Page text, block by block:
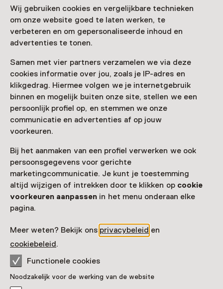
Wij gebruiken cookies en vergelijkbare technieken
om onze website goed te laten werken, te
verbeteren en om gepersonaliseerde inhoud en
advertenties te tonen.
Samen met vier partners verzamelen we via deze
cookies informatie over jou, zoals je IP-adres en
klikgedrag. Hiermee volgen we je internetgebruik
binnen en mogelijk buiten onze site, stellen we een
persoonlijk profiel op, en stemmen we onze
communicatie en advertenties af op jouw
voorkeuren.
Bij het aanmaken van een profiel verwerken we ook
persoonsgegevens voor gerichte
marketingcommunicatie. Je kunt je toestemming
altijd wijzigen of intrekken door te klikken op cookie
voorkeuren aanpassen in het menu onderaan elke
pagina.
Meer weten? Bekijk ons privacybeleid en
cookiebeleid.
Functionele cookies
Noodzakelijk voor de werking van de website
Bezoek museumpagina
Nog meer ontdekken